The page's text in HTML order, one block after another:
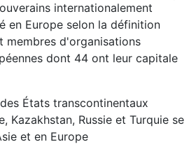
internationalement
en Europe selon la définition
membres d'organisations
dont 44 ont leur capitale
États transcontinentaux
Kazakhstan, Russie et Turquie se
et en Europe